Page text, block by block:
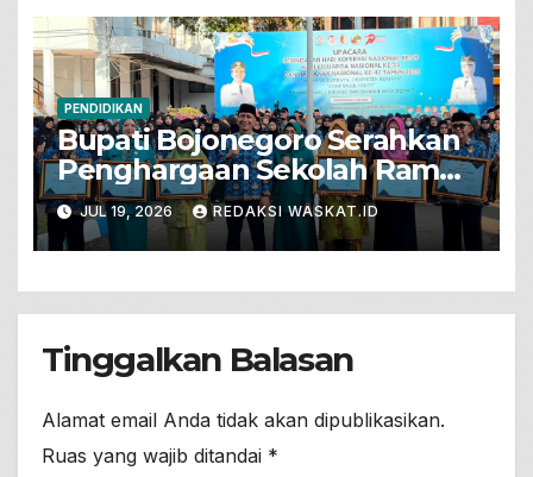
PENDIDIKAN
Bupati Bojonegoro Serahkan
Penghargaan Sekolah Ramah
Anak
JUL 19, 2026 REDAKSI WASKAT.ID
Tinggalkan Balasan
Alamat email Anda tidak akan dipublikasikan.
Ruas yang wajib ditandai *